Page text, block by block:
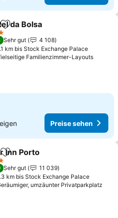
Zu Favoriten hinzufügen
da Bolsa
Sehr gut
4 108
km bis Stock Exchange Palace
Familienzimmer-LayoutsPreise
Preise sehen
Zu Favoriten hinzufügen
Inn Porto
Sehr gut
11 039
km bis Stock Exchange Palace
umzäunter Privatparkplatz